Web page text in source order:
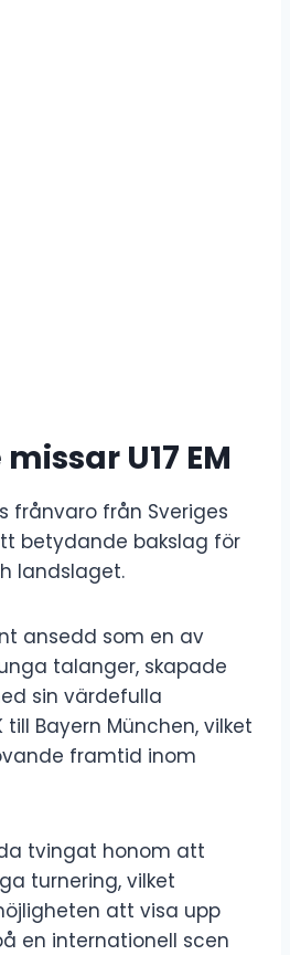
U17 EM
frånvaro från Sveriges
betydande bakslag för
landslaget.
ansedd som en av
talanger, skapade
sin värdefulla
Bayern München, vilket
framtid inom
tvingat honom att
turnering, vilket
att visa upp
en internationell scen